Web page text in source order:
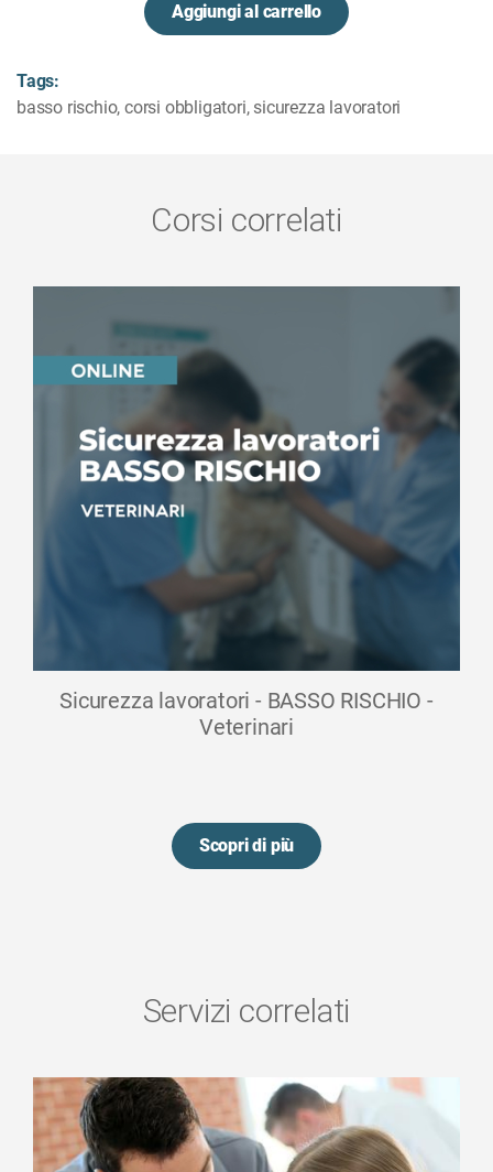
Aggiungi al carrello
Tags:
basso rischio,corsi obbligatori, sicurezza lavoratori
Corsi correlati
Sicurezza lavoratori - BASSO RISCHIO -
Veterinari
Scopri di più
Servizi correlati